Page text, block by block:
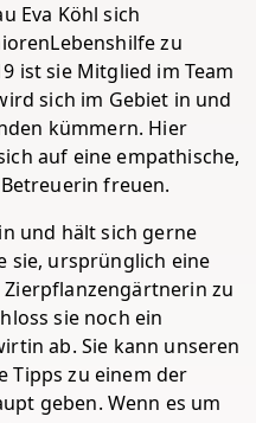
Eva Köhl sich
zu
ist sie Mitglied im Team
sich im Gebiet in und
kümmern. Hier
auf eine empathische,
freuen.
und hält sich gerne
sie, ursprünglich eine
zu
sie noch ein
ab. Sie kann unseren
Tipps zu einem der
geben. Wenn es um